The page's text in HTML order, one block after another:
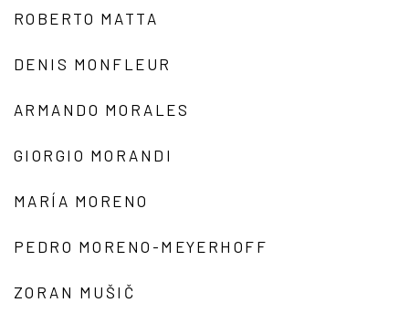
ROBERTO MATTA
DENIS MONFLEUR
ARMANDO MORALES
GIORGIO MORANDI
MARÍA MORENO
PEDRO MORENO-MEYERHOFF
ZORAN MUŠIČ